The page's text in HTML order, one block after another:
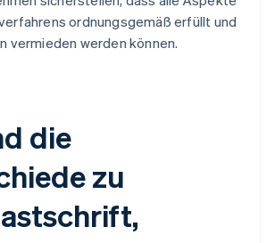
ordnungsgemäß erfüllt und
vermieden werden können.
die
zu